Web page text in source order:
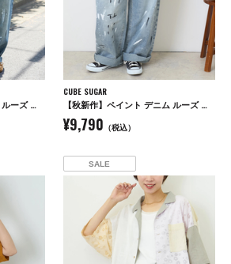
【秋新作】ペイント デニム ルーズ ストレート パンツ
CUBE SUGAR
【秋新作】ペイント デニム ルーズ ストレート パンツ
¥9,790 （税込）
SALE